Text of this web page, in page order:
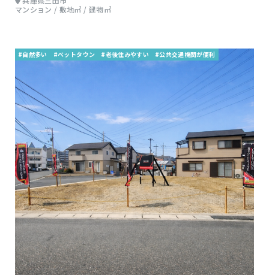
マンション / 敷地㎡ / 建物㎡
#自然多い #ベットタウン #老後住みやすい #公共交通機関が便利